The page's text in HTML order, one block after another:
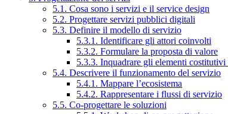
5.1. Cosa sono i servizi e il service design
5.2. Progettare servizi pubblici digitali
5.3. Definire il modello di servizio
5.3.1. Identificare gli attori coinvolti
5.3.2. Formulare la proposta di valore
5.3.3. Inquadrare gli elementi
5.4. Descrivere il funzionamento del servizio
5.4.1. Mappare l’ecosistema
5.4.2. Rappresentare i flussi di servizio
5.5. Co-progettare le soluzioni